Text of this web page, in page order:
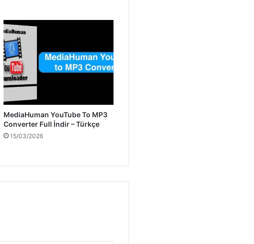
MediaHuman YouTube To MP3
Converter Full İndir – Türkçe
15/03/2026